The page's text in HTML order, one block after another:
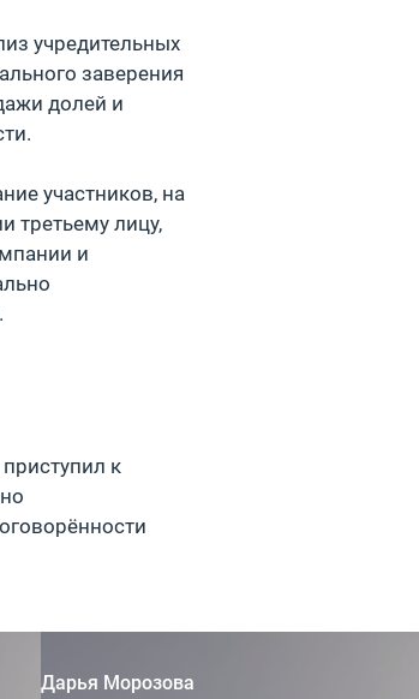
учредительных
заверения
долей и
участников, на
третьему лицу,
и
к
Дарья Морозова